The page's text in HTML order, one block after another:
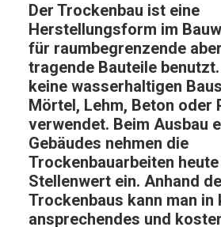
Der Trockenbau ist eine
Herstellungsform im
für raumbegrenzende
tragende Bauteile
keine wasserhaltigen
Mörtel, Lehm, Beton oder
verwendet. Beim Ausbau
Gebäudes nehmen die
Trockenbauarbeiten
Stellenwert ein. Anhand
Trockenbaus kann man in
ansprechendes und